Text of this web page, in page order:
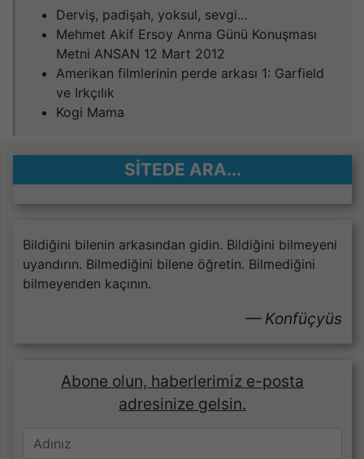
Derviş, padişah, yoksul, sevgi…
Mehmet Akif Ersoy Anma Günü Konuşması
Metni ANSAN 12 Mart 2012
Amerikan filmlerinin perde arkası 1: Garfield
ve Irkçılık
Kogi Mama
SITEDE ARA...
Bildiğini bilenin arkasından gidin. Bildiğini bilmeyeni
uyandırın. Bilmediğini bilene öğretin. Bilmediğini
bilmeyenden kaçının.
Konfüçyüs
Abone olun, haberlerimiz e-posta
adresinize gelsin.